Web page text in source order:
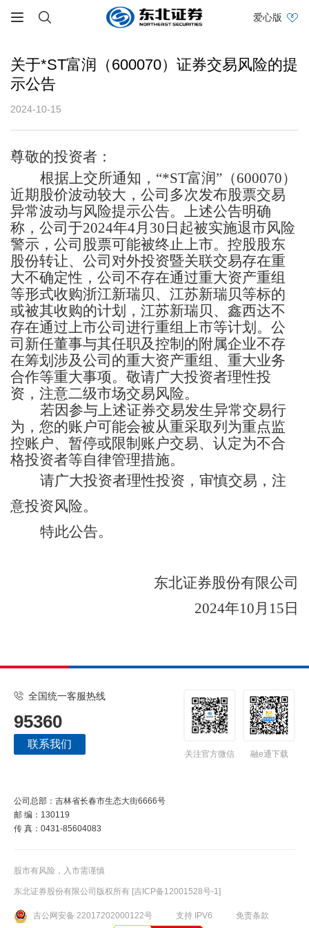
爱心版
关于*ST富润（600070）证券交易风险的提
示公告
2024-10-15
尊敬的投资者：
根据上交所通知， “*ST富润”（600070）
近期股价波动较大，公司多次发布股票交易
异常波动与风险提示公告。上述公告明确
称，公司于2024年4月30日起被实施退市风险
警示，公司股票可能被终止上市。控股股东
股份转让、公司对外投资暨关联交易存在重
大不确定性，公司不存在通过重大资产重组
等形式收购浙江新瑞贝、江苏新瑞贝等标的
或被其收购的计划，江苏新瑞贝、鑫西达不
存在通过上市公司进行重组上市等计划。公
司新任董事与其任职及控制的附属企业不存
在筹划涉及公司的重大资产重组、重大业务
合作等重大事项。敬请广大投资者理性投
资，注意二级市场交易风险。
若因参与上述证券交易发生异常交易行
为，您的账户可能会被从重采取列为重点监
控账户、暂停或限制账户交易、认定为不合
格投资者等自律管理措施。
请广大投资者理性投资，审慎交易，注
意投资风险。
特此公告。
东北证券股份有限公司
2024年10月 15 日
关注官方微信 融e通下载
全国统一客服热线
95360
联系我们
公司总部：吉林省长春市生态大街6666号
邮 编：130119
传 真：0431-85604083
股市有风险，入市需谨慎
东北证券股份有限公司版权所有 [吉ICP备12001528号-1]
吉公网安备 22017202000122号 支持 IPV6 免责条款